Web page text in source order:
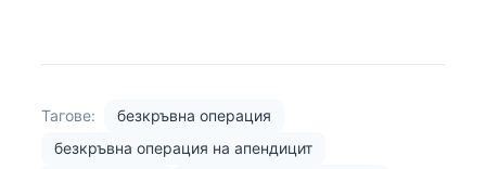
Тагове:
безкръвна операция
безкръвна операция на апендицит